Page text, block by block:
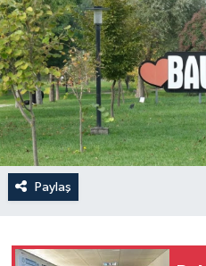
Paylaş